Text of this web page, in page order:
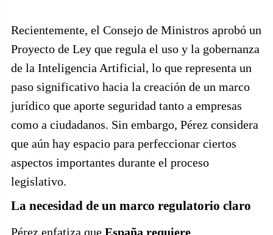
Recientemente, el Consejo de Ministros aprobó un
Proyecto de Ley que regula el uso y la gobernanza
de la Inteligencia Artificial, lo que representa un
paso significativo hacia la creación de un marco
jurídico que aporte seguridad tanto a empresas
como a ciudadanos. Sin embargo, Pérez considera
que aún hay espacio para perfeccionar ciertos
aspectos importantes durante el proceso
legislativo.
La necesidad de un marco regulatorio claro
Pérez enfatiza que España requiere